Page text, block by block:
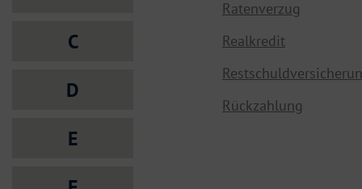
C
D
E
Ratenverzug
Realkredit
Rückzahlung